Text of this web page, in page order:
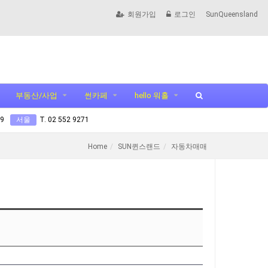
회원가입 로그인 SunQueensland
부동산/사업 썬카페 hello 워홀
서울 T. 02 552 9271
Home SUN퀸스랜드 자동차매매